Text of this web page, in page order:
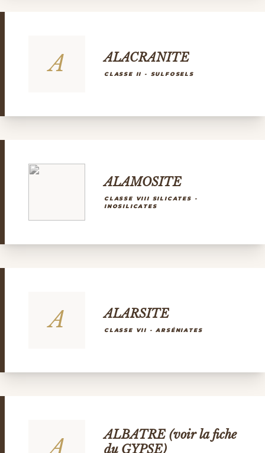
A ALACRANITE
CLASSE II - SULFOSELS
ALAMOSITE
CLASSE VIII SILICATES -
INOSILICATES
A ALARSITE
CLASSE VII - ARSÉNIATES
ALBATRE (voir la fiche
du GYPSE)